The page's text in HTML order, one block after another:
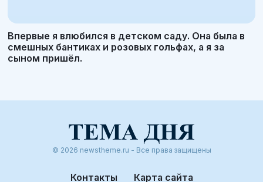
Впервые я влюбился в детском саду. Она была в
смешных бантиках и розовых гольфах, а я за
сыном пришёл.
© 2026 newstheme.ru - Все права защищены
Контакты Карта сайта